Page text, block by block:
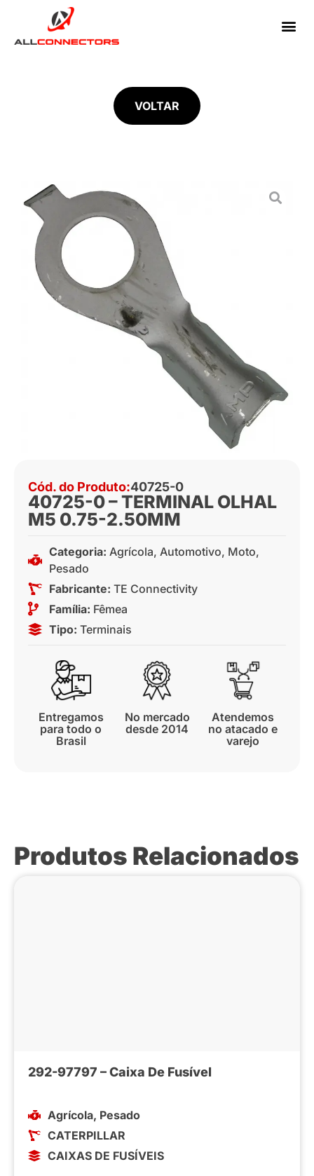
VOLTAR
Cód. do Produto:40725-0
40725-0 – TERMINAL OLHAL
M5 0.75-2.50MM
Categoria: Agrícola, Automotivo, Moto,
Pesado
Fabricante: TE Connectivity
Família: Fêmea
Tipo: Terminais
Entregamos
para todo o
Brasil
No mercado
desde 2014
Atendemos
no atacado e
varejo
Produtos Relacionados
292-97797 – Caixa De Fusível
Agrícola, Pesado
CATERPILLAR
CAIXAS DE FUSÍVEIS